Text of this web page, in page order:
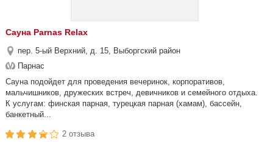
Сауна Parnas Relax
пер. 5-ый Верхний, д. 15, Выборгский район
Парнас
Сауна подойдет для проведения вечеринок, корпоративов,
мальчишников, дружеских встреч, девичников и семейного отдыха.
К услугам: финская парная, турецкая парная (хамам), бассейн,
банкетный...
2 отзыва